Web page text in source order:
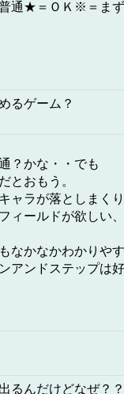
通★＝ＯＫ※＝ま
るゲーム？
？かな・・でも
とおもう。
ャラが落としまく
ィールドが欲しい
かなかわかりやす
ンドステップは好
るんだけどなぜ？？